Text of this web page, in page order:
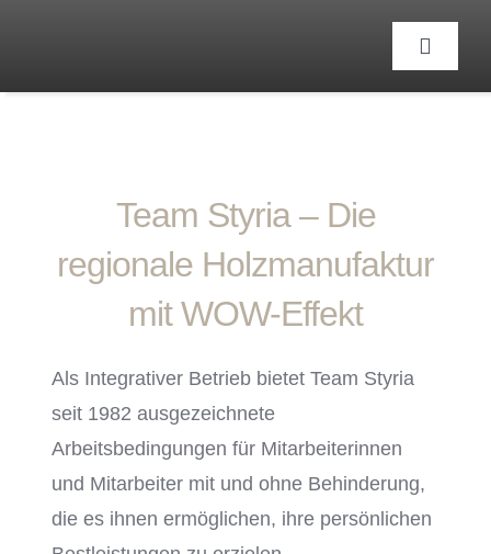
springen
Toggle
Team Styria – Die
regionale Holzmanufaktur
mit WOW-Effekt
Als Integrativer Betrieb bietet Team Styria
seit 1982 ausgezeichnete
Arbeitsbedingungen für Mitarbeiterinnen
und Mitarbeiter mit und ohne Behinderung,
die es ihnen ermöglichen, ihre persönlichen